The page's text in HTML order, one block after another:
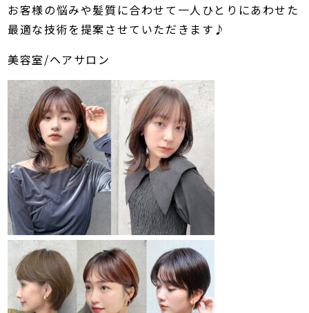
お客様の悩みや髪質に合わせて一人ひとりにあわせた
最適な技術を提案させていただきます♪
美容室/ヘアサロン